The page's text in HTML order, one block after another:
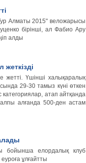
Алматы 2015" веложарысы
бірінші, ал Фабио Ару
алды
жетті. Үшінші халықаралық
29-30 тамыз күні өткен
атап айтқанда
алғанда 500-ден астам
бойынша елордалық клуб
ұлғайтты